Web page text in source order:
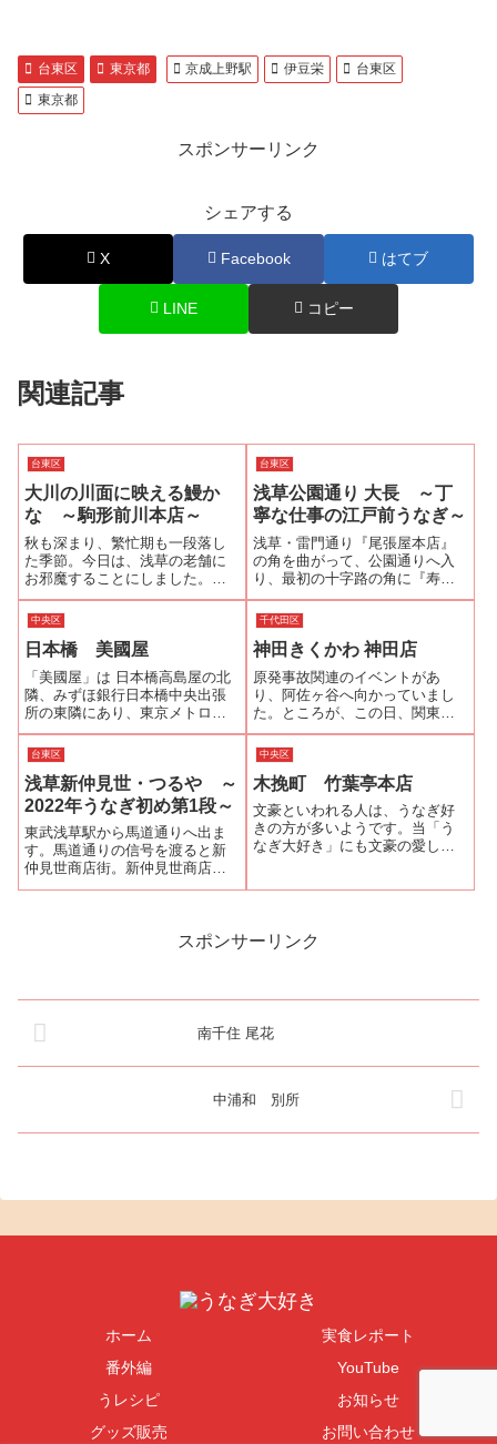
台東区 東京都 京成上野駅 伊豆栄
台東区
東京都
スポンサーリンク
シェアする
X Facebook はてブ
LINE コピー
関連記事
台東区
大川の川面に映える鰻か
な ～駒形前川本店～
秋も深まり、繁忙期も一段落し
た季節。今日は、浅草の老舗に
お邪魔することにしました。隅
田川に架かる駒形橋のすぐ近く
にある『駒形前川本店』です。
『駒形前川』の創業は、文化・
文政期といいますから1804年～
1830年頃。時の将軍は11代・徳
川家斉...
台東区
浅草公園通り 大長 ～丁
寧な仕事の江戸前うなぎ～
浅草・雷門通り『尾張屋本店』
の角を曲がって、公園通りへ入
り、最初の十字路の角に『寿司
うなぎ 大長』がある。何度
か？前を通ったことはあるが、
お邪魔するのは初めてだ。店内
は、カウンター席5席4人掛けテ
ーブル席が3つと小上がり座敷に
４人掛け座卓...
中央区
日本橋 美國屋
「美國屋」は 日本橋高島屋の北
隣、みずほ銀行日本橋中央出張
所の東隣にあり、東京メトロ
「日本橋駅」B1、B2出口から徒
歩1分という便利なところにあり
ます。メニューは基本的にうな
重が3種類のみ、店仕舞いが早い
うなぎ屋さんが多い中にあって
も特に早...
千代田区
神田きくかわ 神田店
原発事故関連のイベントがあ
り、阿佐ヶ谷へ向かっていまし
た。ところが、この日、関東地
方に接近していた台風15号のた
めにイベントが中止になり、急
いで帰宅しようとしましたが、
すでに都内の鉄道は運休、遅延
が相次ぎ、麻痺状態です。何と
か帰宅できる鉄道...
台東区
浅草新仲見世・つるや ～
2022年うなぎ初め第1段～
東武浅草駅から馬道通りへ出ま
す。馬道通りの信号を渡ると新
仲見世商店街。新仲見世商店街
は浅草の中心部を東西に結ぶ全
が軒を連ねています。新仲見世
中央区
木挽町 竹葉亭本店
文豪といわれる人は、うなぎ好
きの方が多いようです。当「う
なぎ大好き」にも文豪の愛した
は猫である』に登場します。た
だ、「吾輩は猫で...
スポンサーリンク
南千住 尾花
中浦和 別所
ホーム
実食レポート
番外編
YouTube
うレシピ
お知らせ
グッズ販売
お問い合わせ